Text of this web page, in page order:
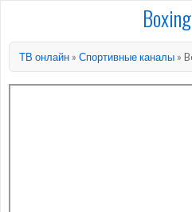
ТВ онлайн » Спортивные каналы »